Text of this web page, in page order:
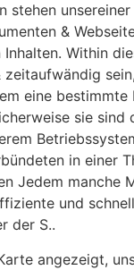
stehen
&
Within
zeitaufwändig
eine
sie sind
in einer
Jedem manche
und
der S..
angezeigt,